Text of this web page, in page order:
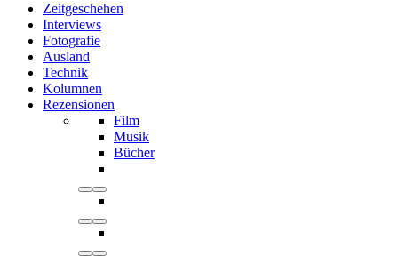
Zeitgeschehen
Interviews
Fotografie
Ausland
Technik
Kolumnen
Rezensionen
Film
Musik
Bücher